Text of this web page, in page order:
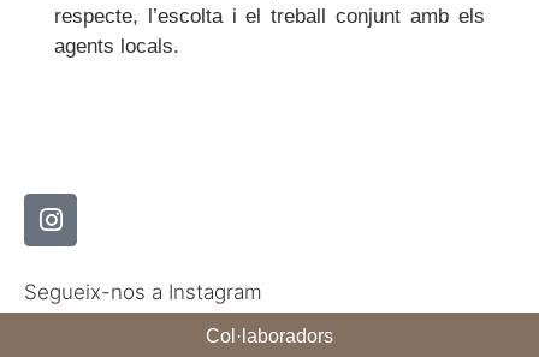
respecte, l’escolta i el treball conjunt amb els
agents locals.
Segueix-nos a Instagram
Col·laboradors